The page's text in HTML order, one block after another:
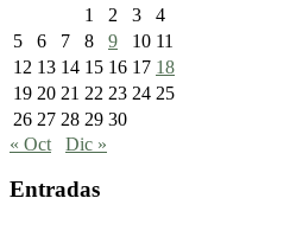
1
2 3
4
5
6 7 8 9 10 11
12 13 14 15 16 17 18
19 20 21 22 23 24 25
26 27 28 29 30
« Oct
Dic »
Entradas